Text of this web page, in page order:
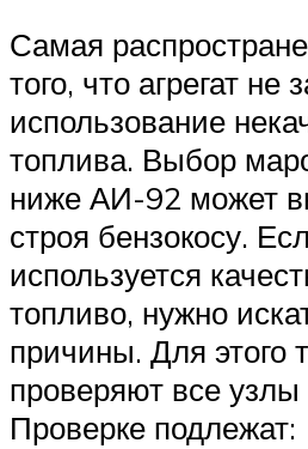
Самая
того, что агрегат
использование
топлива. Выбор
ниже АИ-92 может
строя бензокосу.
используется
топливо, нужно
причины. Для этого
проверяют все
Проверке подлежат: